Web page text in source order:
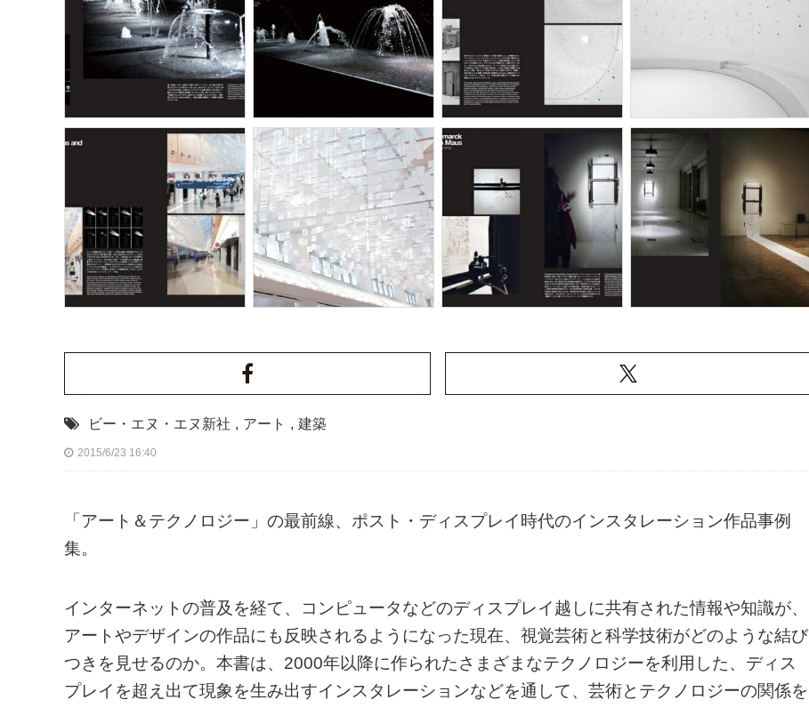
ビー・エヌ・エヌ新社 , アート , 建築
2015/6/23 16:40
「アート＆テクノロジー」の最前線、ポスト・ディスプレイ時代のインスタレーション作品事例
集。
インターネットの普及を経て、コンピュータなどのディスプレイ越しに共有された情報や知識が、
アートやデザインの作品にも反映されるようになった現在、視覚芸術と科学技術がどのような結び
つきを見せるのか。本書は、2000年以降に作られたさまざまなテクノロジーを利用した、ディス
プレイを超え出て現象を生み出すインスタレーションなどを通して、芸術とテクノロジーの関係を